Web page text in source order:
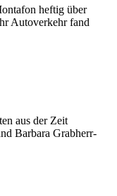
heftig über
Autoverkehr fand
aus der Zeit
Barbara Grabherr-